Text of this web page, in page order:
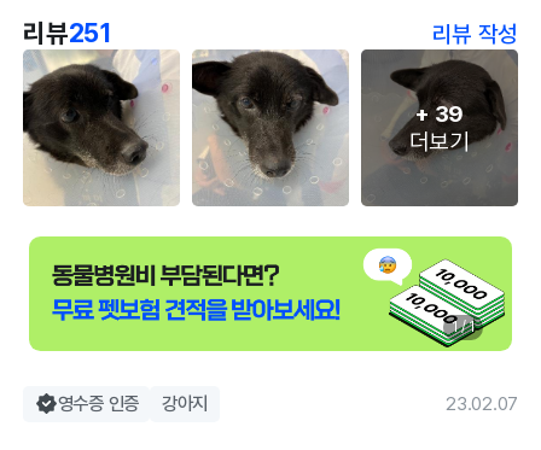
리뷰251 리뷰 작성
+39
더보기
1 / 1
영수증 인증 강아지 23.02.07